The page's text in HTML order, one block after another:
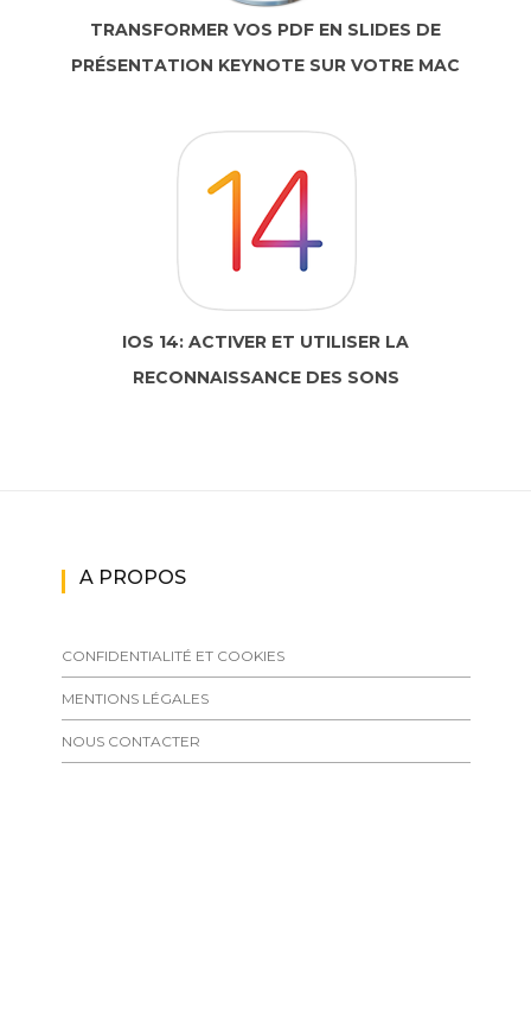
TRANSFORMER VOS PDF EN SLIDES DE
PRÉSENTATION KEYNOTE SUR VOTRE MAC
IOS 14: ACTIVER ET UTILISER LA
RECONNAISSANCE DES SONS
A PROPOS
CONFIDENTIALITÉ ET COOKIES
MENTIONS LÉGALES
NOUS CONTACTER